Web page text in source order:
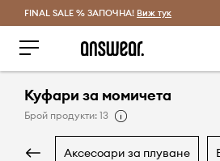
Спестявай с Answear
FINAL SALE % ЗАПОЧНА! Виж тук
Куфари за момичета
Брой продукти: 13
аксесоари за плуване